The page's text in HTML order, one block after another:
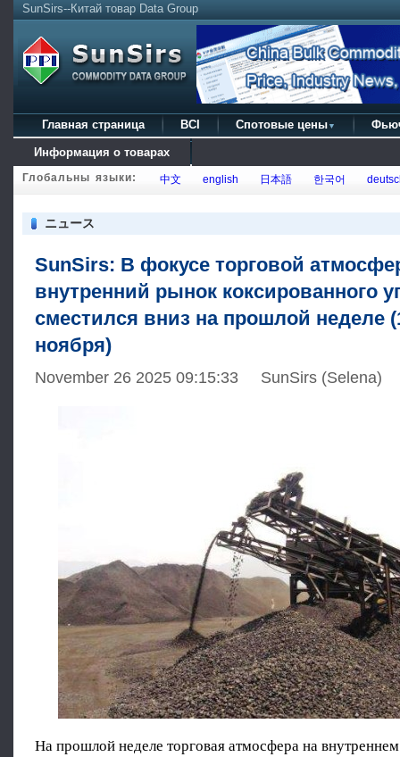
SunSirs--Китай товар Data Group
Главная страница BCI Спотовые цены ▼
Информация о товарах
Глобальны языки: 中文 english 日本語 한국어
ニュース
SunSirs: В фокусе торговой
внутренний рынок коксированного
сместился вниз на прошлой неделе
ноября)
November 26 2025 09:15:33 SunSirs (Selena)
На прошлой неделе торговая атмосфера на